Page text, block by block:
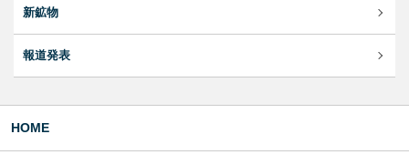
新鉱物
報道発表
HOME